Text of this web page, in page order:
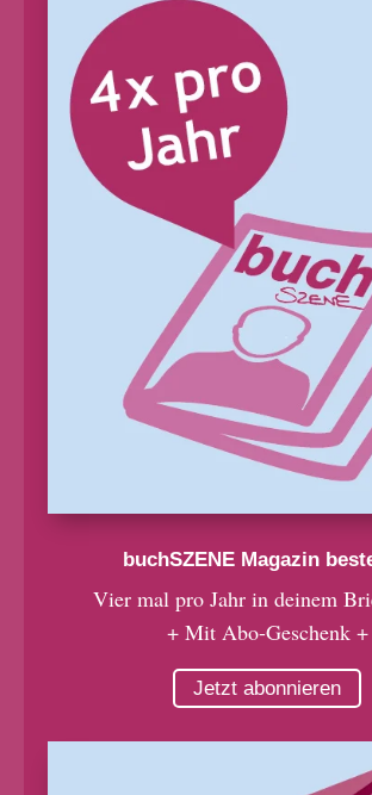
buchSZENE Magazin
Vier mal pro Jahr in deinem
+ Mit Abo-Geschenk +
Jetzt abonnieren